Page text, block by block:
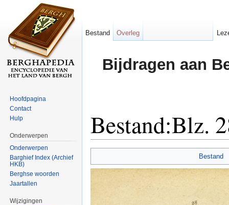
Bijdragen aan
Bestand:Blz.
Bestand
Bestand Overleg
Hoofdpagina
Contact
Hulp
Onderwerpen
Onderwerpen
Barghief Index (Archief
HKB)
Berghse woorden
Jaartallen
Wijzigingen